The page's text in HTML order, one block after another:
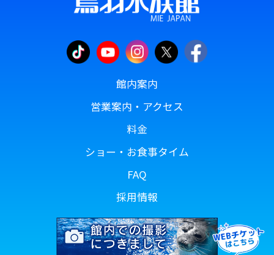
館内案内
営業案内・アクセス
料金
ショー・お食事タイム
FAQ
採用情報